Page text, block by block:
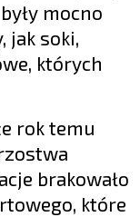
mocno
jak soki,
których
rok temu
brakowało
które